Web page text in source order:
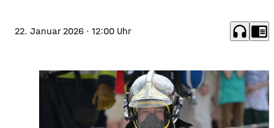
22. Januar 2026 · 12:00 Uhr headphones chrome_reader_mode